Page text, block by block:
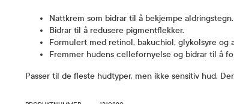
Nattkrem som bidrar til å bekjempe aldringstegn.
Bidrar til å redusere pigmentflekker.
Formulert med retinol, bakuchiol, glykolsyre og
Fremmer hudens cellefornyelse og bidrar til å
Passer til de fleste hudtyper, men ikke sensitiv hud.